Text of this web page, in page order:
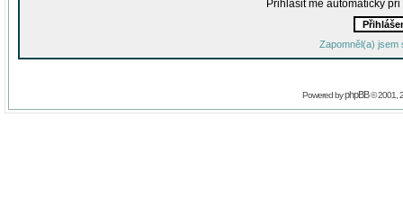
Přihlásit mě automaticky
Zapomněl(a) jsem
Powered byphpBB© 2001,